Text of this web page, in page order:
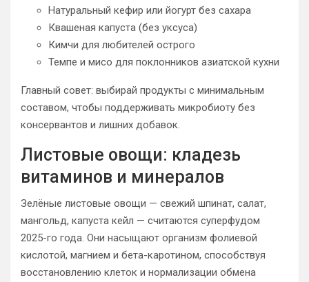
Натуральный кефир или йогурт без сахара
Квашеная капуста (без уксуса)
Кимчи для любителей острого
Темпе и мисо для поклонников азиатской кухни
Главный совет: выбирай продукты с минимальным
составом, чтобы поддерживать микробиоту без
консервантов и лишних добавок.
Листовые овощи: кладезь
витаминов и минералов
Зелёные листовые овощи — свежий шпинат, салат,
мангольд, капуста кейл — считаются суперфудом
2025-го года. Они насыщают организм фолиевой
кислотой, магнием и бета-каротином, способствуя
восстановлению клеток и нормализации обмена